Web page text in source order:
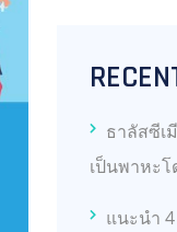
ธาลัสซีเ
เป็นพาหะ
แนะนำ